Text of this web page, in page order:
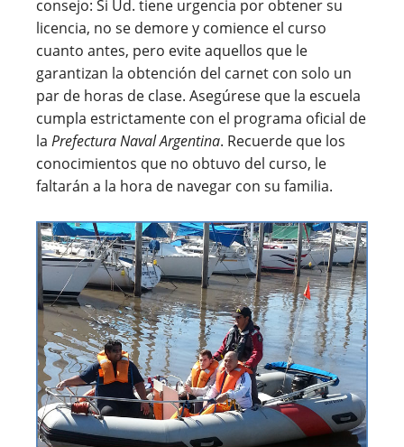
consejo: Si Ud. tiene urgencia por obtener su
licencia, no se demore y comience el curso
cuanto antes, pero evite aquellos que le
garantizan la obtención del carnet con solo un
par de horas de clase. Asegúrese que la escuela
cumpla estrictamente con el programa oficial de
la Prefectura Naval Argentina. Recuerde que los
conocimientos que no obtuvo del curso, le
faltarán a la hora de navegar con su familia.